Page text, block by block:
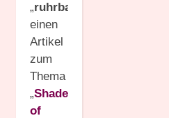
„ruhrbarone
einen
Artikel
zum
Thema
„Shades
of